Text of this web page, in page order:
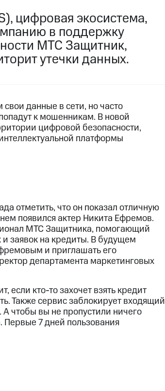
цифровая экосистема,
в поддержку
МТС Защитник,
утечки данных.
данные в сети, но часто
к мошенникам. В новой
цифровой безопасности,
платформы
отметить, что он показал отличную
появился актер Никита Ефремов.
МТС Защитника, помогающий
заявок на кредиты. В будущем
и приглашать его
департамента маркетинговых
кто-то захочет взять кредит
Также сервис заблокирует входящий
чтобы вы не пропустили ничего
7 дней пользования